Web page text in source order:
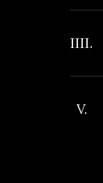
IIII.
V.